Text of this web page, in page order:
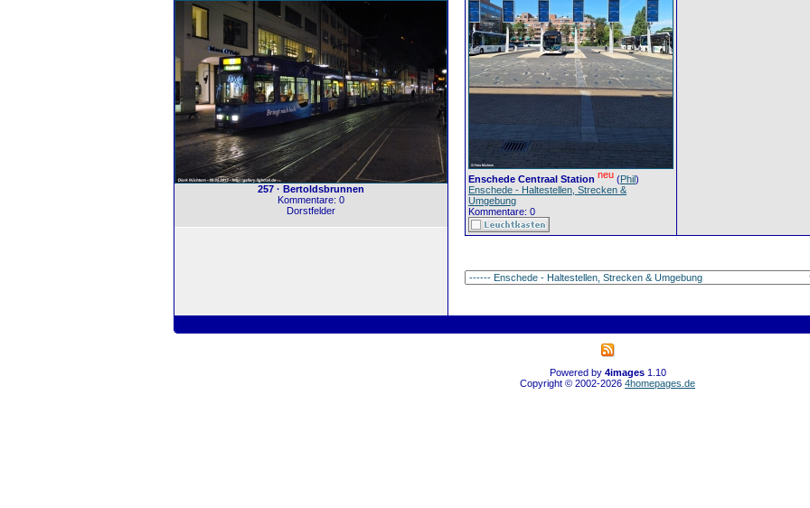
257 · Bertoldsbrunnen
Kommentare: 0
Dorstfelder
Enschede Centraal Station neu (Phil)
Enschede - Haltestellen, Strecken &
Umgebung
Kommentare: 0
Powered by 4images1.10
Copyright © 2002-2026 4homepages.de